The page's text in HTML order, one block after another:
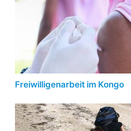
Freiwilligenarbeit im Kongo